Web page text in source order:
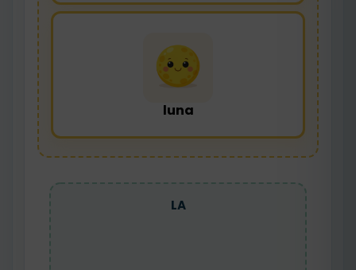
luna
LA